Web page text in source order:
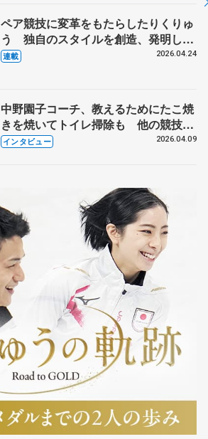
ペア競技に変革をもたらしたりくりゅ
う 独自のスタイルを創造、発明した
【引退発表後②】
連載 2026.04.24
中野園子コーチ、教えるためにたこ焼
きを焼いてトイレ掃除も 他の競技に
も通用するという坂本花織の筋肉
インタビュー 2026.04.09